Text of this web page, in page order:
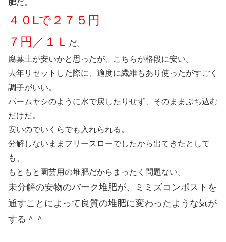
４０Lで２７５円
７円／１Ｌ だ。
腐葉土が安いかと思ったが、こちらが格段に安い。
去年リセットした際に、適度に繊維もあり使ったがすごく
調子がいい。
パームヤシのように水で戻したりせず、そのままぶち込む
だけだ。
安いのでいくらでも入れられる。
分解しないままフリースローでしたから出てきたとして
も、
もともと園芸用の堆肥だからまったく問題ない。
未分解の安物のバーク堆肥が、ミミズコンポストを
通すことによって良質の堆肥に変わったような気が
する＾＾